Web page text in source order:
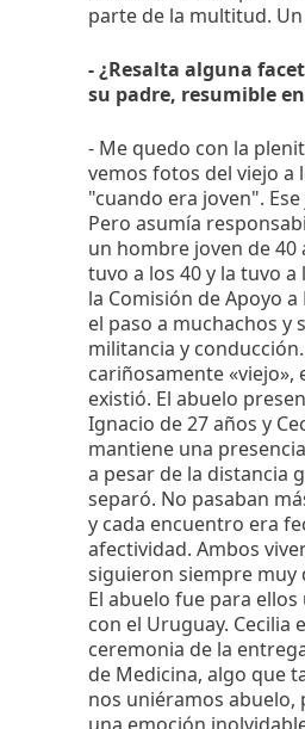
parte de la multitud.
- ¿Resalta alguna
su padre, resumible
- Me quedo con la
vemos fotos del viejo a
"cuando era joven".
Pero asumía
un hombre joven de 40
tuvo a los 40 y la tuvo a
la Comisión de Apoyo
el paso a muchachos y
militancia y
cariñosamente «viejo»,
existió. El abuelo
Ignacio de 27 años y
mantiene una
a pesar de la distancia
separó. No pasaban
y cada encuentro era
afectividad. Ambos
siguieron siempre muy
El abuelo fue para
con el Uruguay. Cecilia
ceremonia de la
de Medicina, algo que
nos uniéramos abuelo,
una emoción